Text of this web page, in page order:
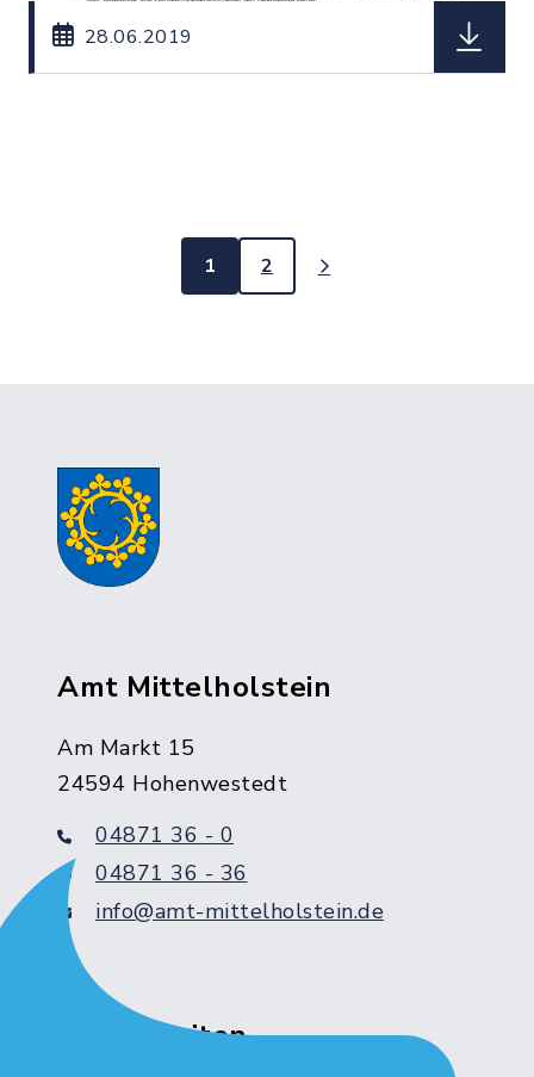
28.06.2019
1 2
Amt Mittelholstein
Am Markt 15
24594 Hohenwestedt
04871 36 - 0
04871 36 - 36
info@amt-mittelholstein.de
Servicezeiten